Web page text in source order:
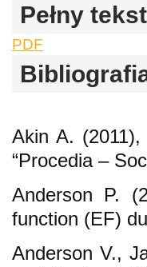
Pełny
PDF
Akin A.
“Procedia –
Anderson P.
function (EF)
Anderson V.,